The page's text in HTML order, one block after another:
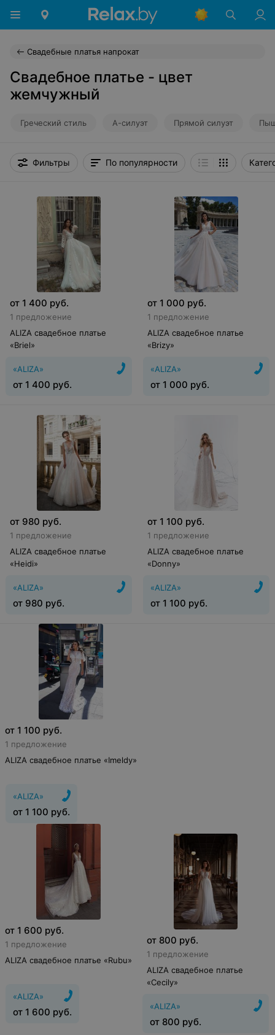
Свадебные платья напрокат
Свадебное платье - цвет
жемчужный
Греческий стиль А-силуэт Прямой силуэт
Фильтры По популярности
от 1 400 руб.
1 предложение
ALIZA свадебное платье
«Briel»
«ALIZA»
от 1 400 руб.
от 1 000 руб.
1 предложение
ALIZA свадебное платье
«Brizy»
«ALIZA»
от 1 000 руб.
от 980 руб.
1 предложение
ALIZA свадебное платье
«Heidi»
«ALIZA»
от 980 руб.
от 1 100 руб.
1 предложение
ALIZA свадебное платье
«Donny»
«ALIZA»
от 1 100 руб.
от 1 100 руб.
1 предложение
ALIZA свадебное платье «Imeldy»
«ALIZA»
от 1 100 руб.
от 1 600 руб.
1 предложение
ALIZA свадебное платье «Rubu»
«ALIZA»
от 1 600 руб.
от 800 руб.
1 предложение
ALIZA свадебное платье
«Cecily»
«ALIZA»
от 800 руб.